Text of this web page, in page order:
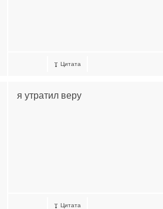
Цитата
я утратил веру
Цитата